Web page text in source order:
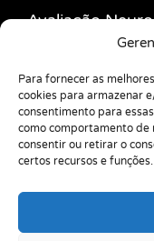
Para fornecer as
cookies para armazenar
consentimento para
como comportamento de
consentir ou retirar o
certos recursos e funções.
Avaliação
Psicólogo para
Ansiedade e
Terapia em
Grupo de
Terapia